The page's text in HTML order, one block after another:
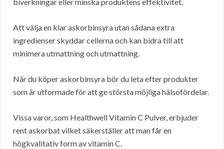
Att välja en klar askorbinsyra utan sådana extra
ingredienser skyddar cellerna och kan bidra till att
minimera utmattning och utmattning.
När du köper askorbinsyra bör du leta efter produkter
som är utformade för att ge största möjliga hälsofördelar.
Vissa varor, som Healthwell Vitamin C Pulver, erbjuder
rent askorbat vilket säkerställer att man får en
högkvalitativ form av vitamin C.